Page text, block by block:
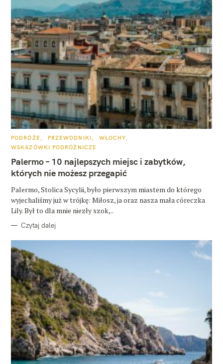
K
T
G
R
PODRÓŻE PRZEWODNIKI
WŁOCHY
WSKAZÓWKI PODRÓŻNICZE
Palermo – 10 najlepszych miejsc i zabytków,
których nie możesz przegapić
Palermo, Stolica Sycylii, było pierwszym miastem do którego
wyjechaliśmy już w trójkę: Miłosz, ja oraz nasza mała córeczka
Lily. Był to dla mnie niezły szok,..
Czytaj dalej